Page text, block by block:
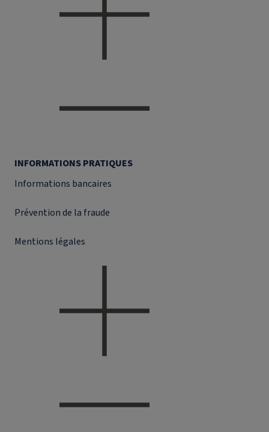
INFORMATIONS PRATIQUES
Informations bancaires
Prévention de la fraude
Mentions légales